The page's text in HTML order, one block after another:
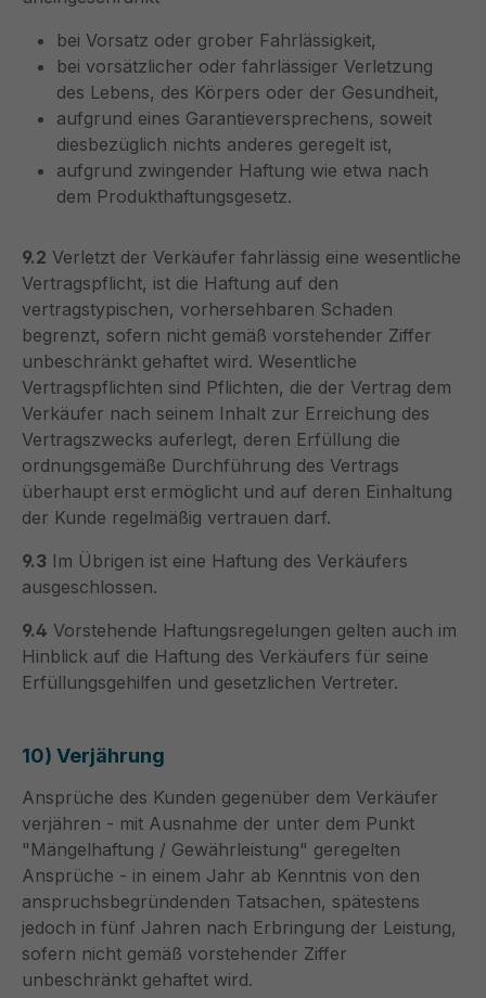
bei Vorsatz oder grober Fahrlässigkeit,
bei vorsätzlicher oder fahrlässiger Verletzung
des Lebens, des Körpers oder der Gesundheit,
aufgrund eines Garantieversprechens, soweit
diesbezüglich nichts anderes geregelt ist,
aufgrund zwingender Haftung wie etwa nach
dem Produkthaftungsgesetz.
9.2 Verletzt der Verkäufer fahrlässig eine wesentliche
Vertragspflicht, ist die Haftung auf den
vertragstypischen, vorhersehbaren Schaden
begrenzt, sofern nicht gemäß vorstehender Ziffer
unbeschränkt gehaftet wird. Wesentliche
Vertragspflichten sind Pflichten, die der Vertrag dem
Verkäufer nach seinem Inhalt zur Erreichung des
Vertragszwecks auferlegt, deren Erfüllung die
ordnungsgemäße Durchführung des Vertrags
überhaupt erst ermöglicht und auf deren Einhaltung
der Kunde regelmäßig vertrauen darf.
9.3 Im Übrigen ist eine Haftung des Verkäufers
ausgeschlossen.
9.4 Vorstehende Haftungsregelungen gelten auch im
Hinblick auf die Haftung des Verkäufers für seine
Erfüllungsgehilfen und gesetzlichen Vertreter.
10) Verjährung
Ansprüche des Kunden gegenüber dem Verkäufer
verjähren - mit Ausnahme der unter dem Punkt
"Mängelhaftung / Gewährleistung" geregelten
Ansprüche - in einem Jahr ab Kenntnis von den
anspruchsbegründenden Tatsachen, spätestens
jedoch in fünf Jahren nach Erbringung der Leistung,
sofern nicht gemäß vorstehender Ziffer
unbeschränkt gehaftet wird.